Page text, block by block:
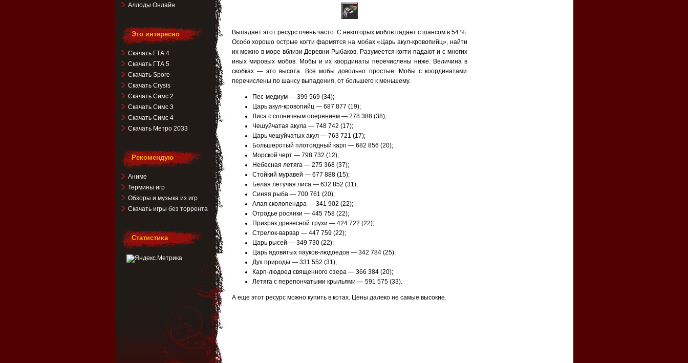
Выпадает этот ресурс очень часто. С некоторых мобов падает с шансом в 54 %.
Особо хорошо острые когти фармятся на мобах «Царь акул-кровопийц», найти
их можно в море вблизи Деревни Рыбаков. Разумеется когти падают и с многих
иных мировых мобов. Мобы и их координаты перечислены ниже. Величина в
скобках — это высота. Все мобы довольно простые. Мобы с координатами
перечислены по шансу выпадения, от большего к меньшему.
Пес-медиум — 399 569 (34);
Царь акул-кровопийц — 687 877 (19);
Лиса с солнечным оперением — 278 388 (38);
Чешуйчатая акула — 748 742 (17);
Царь чешуйчатых акул — 763 721 (17);
Большеротый плотоядный карп — 682 856 (20);
Морской черт — 798 732 (12);
Небесная летяга — 275 368 (37);
Стойкий муравей — 677 888 (15);
Белая летучая лиса — 632 852 (31);
Синяя рыба — 700 761 (20);
Алая сколопендра — 341 902 (22);
Отродье росянки — 445 758 (22);
Призрак древесной трухи — 424 722 (22);
Стрелок-варвар — 447 759 (22);
Царь рысей — 349 730 (22);
Царь ядовитых пауков-людоедов — 342 784 (25);
Дух природы — 331 552 (31);
Карп-людоед священного озера — 366 384 (20);
Летяга с перепончатыми крыльями — 591 575 (33).
А еще этот ресурс можно купить в котах. Цены далеко не самые высокие.
Аллоды Онлайн
Это интересно
Скачать ГТА 4
Скачать ГТА 5
Скачать Spore
Скачать Crysis
Скачать Симс 2
Скачать Симс 3
Скачать Симс 4
Скачать Метро 2033
Рекомендую
Аниме
Термины игр
Обзоры и музыка из игр
Скачать игры без торрента
Статистика